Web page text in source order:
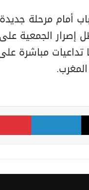
أمام مرحلة
إصرار الجمعية
مباشرة
‫X لينكدإن